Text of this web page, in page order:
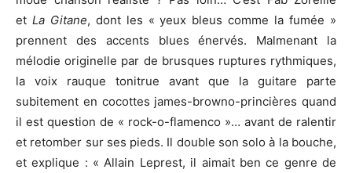
et La Gitane, dont les « yeux bleus comme la fumée »
prennent des accents blues énervés. Malmenant la
mélodie originelle par de brusques ruptures rythmiques,
la voix rauque tonitrue avant que la guitare parte
subitement en cocottes james-browno-princières quand
il est question de « rock-o-flamenco »… avant de ralentir
et retomber sur ses pieds. Il double son solo à la bouche,
et explique : « Allain Leprest, il aimait ben ce genre de